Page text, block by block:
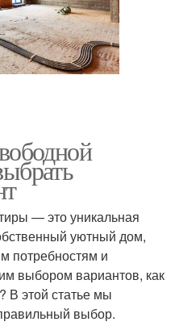
— это уникальная
уютный дом,
потребностям и
выбором вариантов, как
В этой статье мы
выбор.